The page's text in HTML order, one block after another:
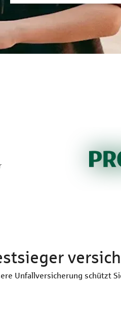
Unfallversicherung schützt